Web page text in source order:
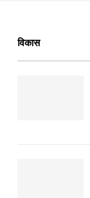
विकास